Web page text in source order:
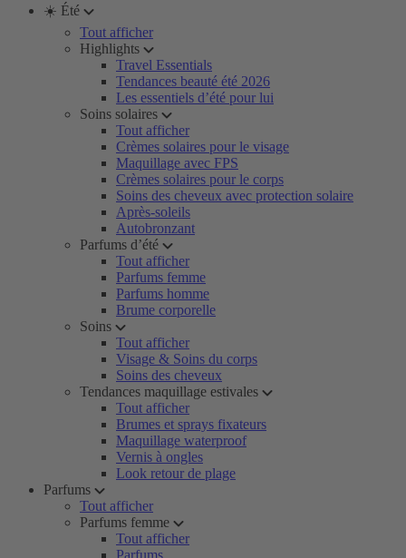
☀️ Été
Tout afficher
Highlights
Travel Essentials
Tendances beauté été 2026
Les essentiels d’été pour lui
Soins solaires
Tout afficher
Crèmes solaires pour le visage
Maquillage avec FPS
Crèmes solaires pour le corps
Soins des cheveux avec protection solaire
Après-soleils
Autobronzant
Parfums d’été
Tout afficher
Parfums femme
Parfums homme
Brume corporelle
Soins
Tout afficher
Visage & Soins du corps
Soins des cheveux
Tendances maquillage estivales
Tout afficher
Brumes et sprays fixateurs
Maquillage waterproof
Vernis à ongles
Look retour de plage
Parfums
Tout afficher
Parfums femme
Tout afficher
Parfums